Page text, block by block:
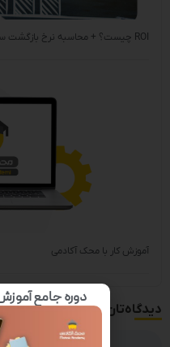
ROI چیست؟ + محاسبه نرخ بازگشت سرمایه در بازاریابی
آموزش کار با محک آکادمی
دیدگاه‌تان را بنویسید
دوره جامع